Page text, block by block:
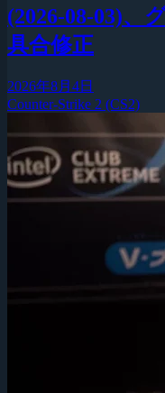
(2026-08-03)、
具合修正
2026年8月4日
Counter-Strike 2 (CS2)